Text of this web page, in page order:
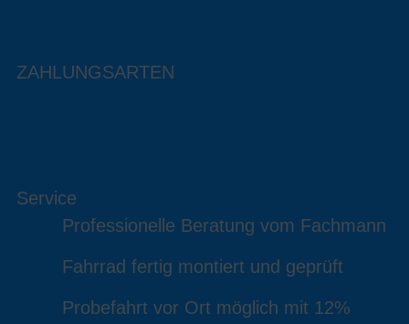
ZAHLUNGSARTEN
Service
Professionelle Beratung vom Fachmann
Fahrrad fertig montiert und geprüft
Probefahrt vor Ort möglich mit 12%